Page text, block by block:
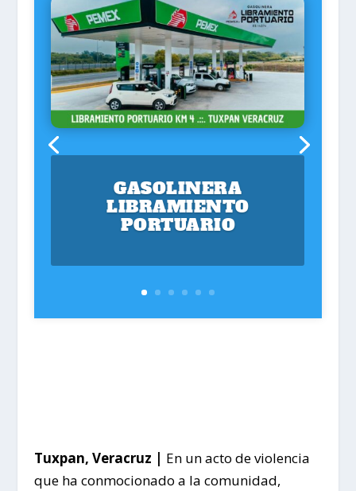
GASOLINERA
LIBRAMIENTO
PORTUARIO
Tuxpan, Veracruz | En un acto de violencia
que ha conmocionado a la comunidad,